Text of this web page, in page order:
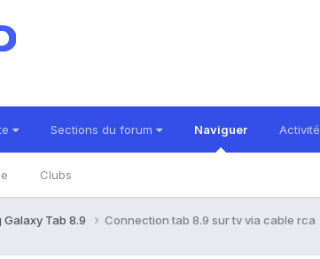
Sections du forum Naviguer
Clubs
Activité
Galaxy Tab 8.9 Connection tab 8.9 sur tv via cable rca